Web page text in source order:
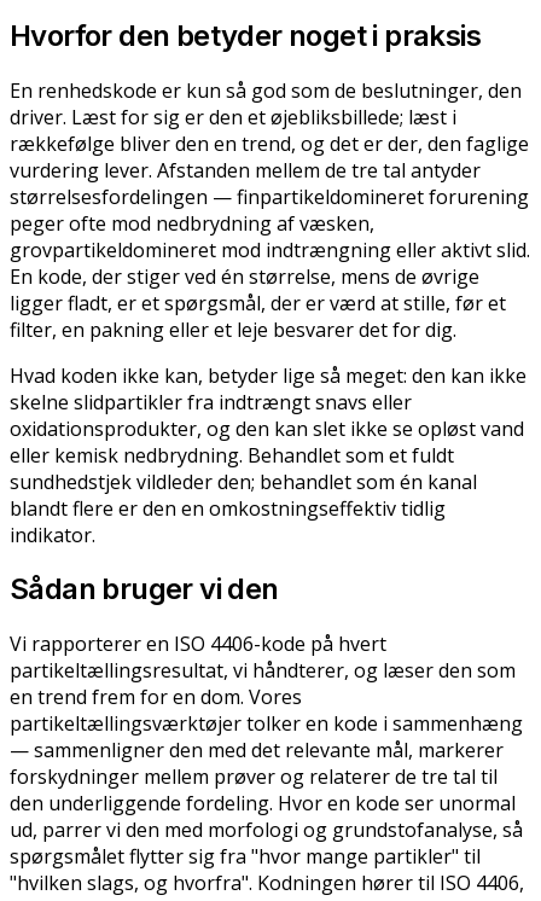
Hvorfor den betyder noget i praksis
En renhedskode er kun så god som de beslutninger, den
driver. Læst for sig er den et øjebliksbillede; læst i
rækkefølge bliver den en trend, og det er der, den faglige
vurdering lever. Afstanden mellem de tre tal antyder
størrelsesfordelingen — finpartikeldomineret forurening
peger ofte mod nedbrydning af væsken,
grovpartikeldomineret mod indtrængning eller aktivt slid.
En kode, der stiger ved én størrelse, mens de øvrige
ligger fladt, er et spørgsmål, der er værd at stille, før et
filter, en pakning eller et leje besvarer det for dig.
Hvad koden ikke kan, betyder lige så meget: den kan ikke
skelne slidpartikler fra indtrængt snavs eller
oxidationsprodukter, og den kan slet ikke se opløst vand
eller kemisk nedbrydning. Behandlet som et fuldt
sundhedstjek vildleder den; behandlet som én kanal
blandt flere er den en omkostningseffektiv tidlig
indikator.
Sådan bruger vi den
Vi rapporterer en ISO 4406-kode på hvert
partikeltællingsresultat, vi håndterer, og læser den som
en trend frem for en dom. Vores
partikeltællingsværktøjer tolker en kode i sammenhæng
— sammenligner den med det relevante mål, markerer
forskydninger mellem prøver og relaterer de tre tal til
den underliggende fordeling. Hvor en kode ser unormal
ud, parrer vi den med morfologi og grundstofanalyse, så
spørgsmålet flytter sig fra "hvor mange partikler" til
"hvilken slags, og hvorfra". Kodningen hører til ISO 4406,